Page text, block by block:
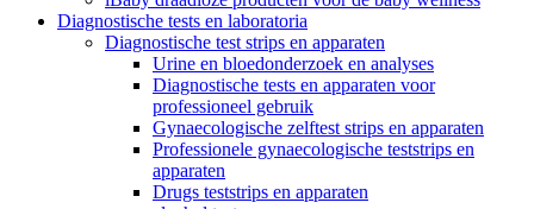
Diagnostische tests en laboratoria
Diagnostische test strips en apparaten
Urine en bloedonderzoek en analyses
Diagnostische tests en apparaten voor
professioneel gebruik
Gynaecologische zelftest strips en apparaten
Professionele gynaecologische teststrips en
apparaten
Drugs teststrips en apparaten